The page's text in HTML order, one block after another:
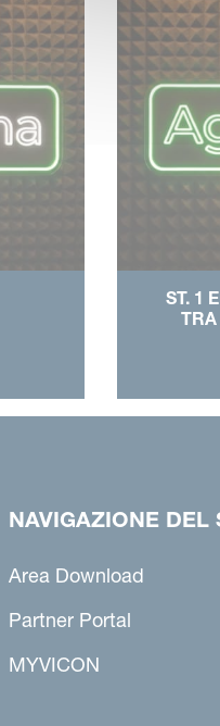
ST. 1
NAVIGAZIONE DEL
Area Download
Partner Portal
MYVICON